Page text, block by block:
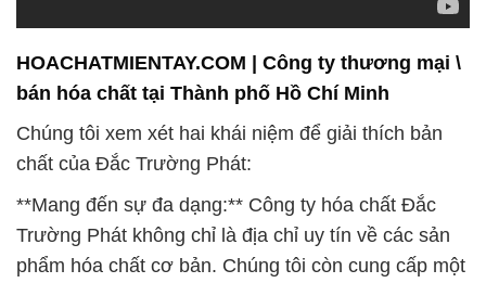
HOACHATMIENTAY.COM | Công ty thương mại \
bán hóa chất tại Thành phố Hồ Chí Minh
Chúng tôi xem xét hai khái niệm để giải thích bản
chất của Đắc Trường Phát:
**Mang đến sự đa dạng:** Công ty hóa chất Đắc
Trường Phát không chỉ là địa chỉ uy tín về các sản
phẩm hóa chất cơ bản. Chúng tôi còn cung cấp một